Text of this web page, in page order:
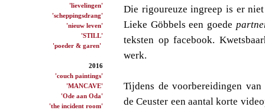
'lievelingen'
'scheppingsdrang'
'nieuw leven'
'STILL'
'poeder & garen'
2016
'couch paintings'
'MANCAVE'
'Ode aan Oda'
'the incident room'
Die rigoureuze ingreep is er
Lieke Göbbels een goede
teksten op facebook.
werk.
Tijdens de voorbereidingen
de Ceuster een aantal korte